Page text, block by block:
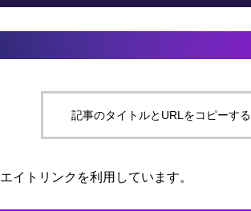
記事のタイトルとURLをコピーする
イトリンクを利用しています。